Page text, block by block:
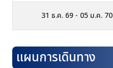
31 ธ.ค. 69 - 05 ม.ค. 70
แผนการเดินทาง